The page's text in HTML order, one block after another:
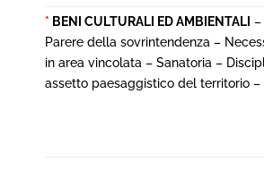
* BENI CULTURALI ED AMBIENTALI –
Parere della sovrintendenza –
in area vincolata – Sanatoria –
assetto paesaggistico del territorio –